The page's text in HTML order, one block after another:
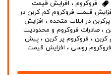
فروکروم ، افرایش قیمت
قیمت فروکروم کم کربن در
در ایلات متحده ، افزایش
، صادرات فروکروم و محدودیت
کربن ، فروکروم پر کربن ، پیش
روسی ، افزایش قیمت